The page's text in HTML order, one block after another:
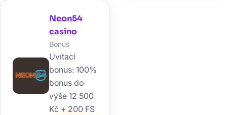
Neon54
casino
Bonus
Uvítací
bonus: 100%
bonus do
výše 12 500
Kč + 200 FS